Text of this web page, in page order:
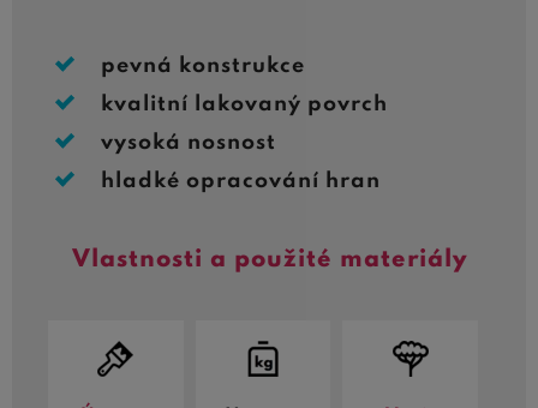
pevná konstrukce
kvalitní lakovaný povrch
vysoká nosnost
hladké opracování hran
Vlastnosti a použité materiály